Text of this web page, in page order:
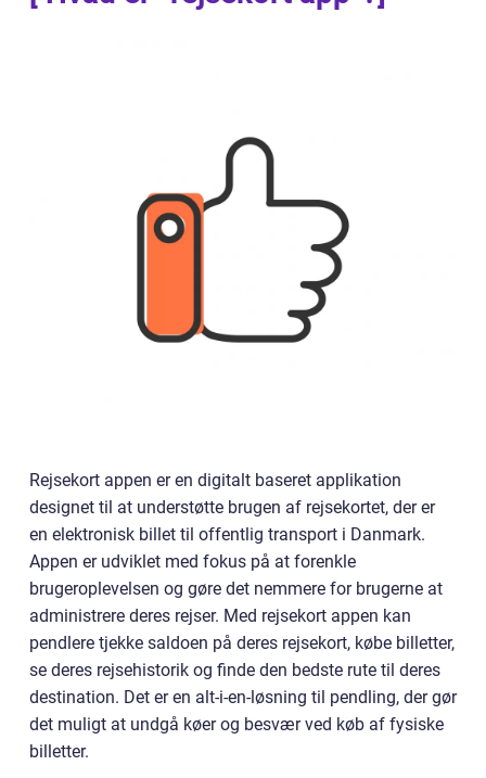
Rejsekort appen er en digitalt baseret applikation
designet til at understøtte brugen af rejsekortet, der er
en elektronisk billet til offentlig transport i Danmark.
Appen er udviklet med fokus på at forenkle
brugeroplevelsen og gøre det nemmere for brugerne at
administrere deres rejser. Med rejsekort appen kan
pendlere tjekke saldoen på deres rejsekort, købe billetter,
se deres rejsehistorik og finde den bedste rute til deres
destination. Det er en alt-i-en-løsning til pendling, der gør
det muligt at undgå køer og besvær ved køb af fysiske
billetter.